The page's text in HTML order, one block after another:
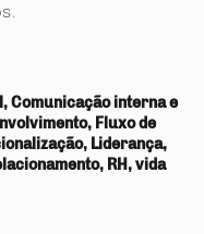
Comunicação interna e
Fluxo de
Liderança,
RH, vida